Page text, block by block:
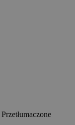
Przetłumaczone